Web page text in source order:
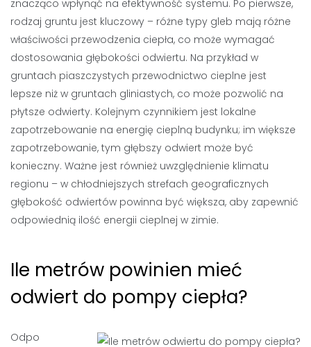
znacząco wpłynąć na efektywność systemu. Po pierwsze,
rodzaj gruntu jest kluczowy – różne typy gleb mają różne
właściwości przewodzenia ciepła, co może wymagać
dostosowania głębokości odwiertu. Na przykład w
gruntach piaszczystych przewodnictwo cieplne jest
lepsze niż w gruntach gliniastych, co może pozwolić na
płytsze odwierty. Kolejnym czynnikiem jest lokalne
zapotrzebowanie na energię cieplną budynku; im większe
zapotrzebowanie, tym głębszy odwiert może być
konieczny. Ważne jest również uwzględnienie klimatu
regionu – w chłodniejszych strefach geograficznych
głębokość odwiertów powinna być większa, aby zapewnić
odpowiednią ilość energii cieplnej w zimie.
Ile metrów powinien mieć
odwiert do pompy ciepła?
Odpo